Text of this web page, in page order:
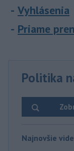
Vyhlásenia
Priame
Politika
Najnovšie